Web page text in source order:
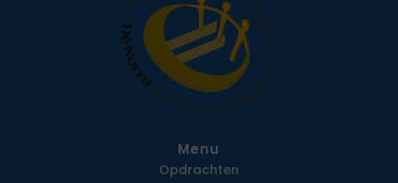
Menu
Opdrachten